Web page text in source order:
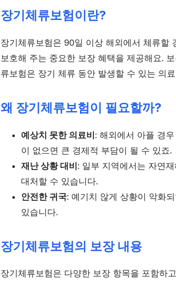
장기체류보험이란?
장기체류보험은 90일 이상 해외에서 체류할
보호해 주는 중요한 보장 혜택을 제공해요.
류보험은 장기 체류 동안 발생할 수 있는 의
왜 장기체류보험이 필요할까?
예상치 못한 의료비: 해외에서 아플 경
이 없으면 큰 경제적 부담이 될 수 있죠.
재난 상황 대비: 일부 지역에서는 자연
대처할 수 있습니다.
안전한 귀국: 예기치 않게 상황이 악화
있습니다.
장기체류보험의 보장 내용
장기체류보험은 다양한 보장 항목을 포함하